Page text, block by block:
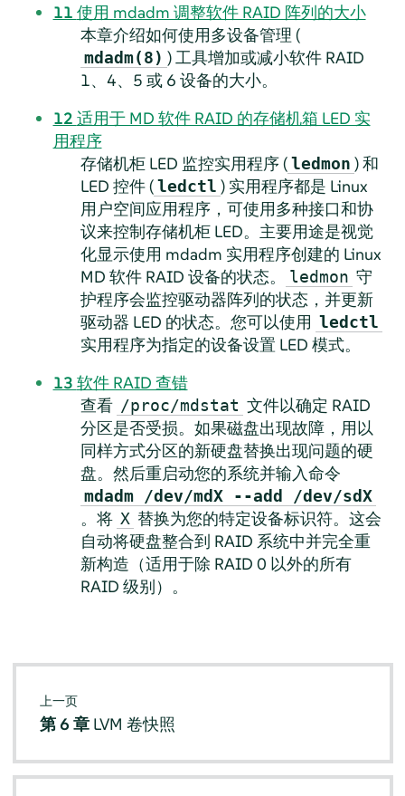
11 使用 mdadm 调整软件 RAID 阵列的大小
本章介绍如何使用多设备管理 (
mdadm(8) ) 工具增加或减小软件 RAID
1、4、5 或 6 设备的大小。
12 适用于 MD 软件 RAID 的存储机箱 LED 实
用程序
存储机柜 LED 监控实用程序 ( ledmon ) 和
LED 控件 ( ledctl ) 实用程序都是 Linux
用户空间应用程序，可使用多种接口和协
议来控制存储机柜 LED。主要用途是视觉
化显示使用 mdadm 实用程序创建的 Linux
MD 软件 RAID 设备的状态。
ledmon 守
护程序会监控驱动器阵列的状态，并更新
驱动器 LED 的状态。您可以使用 ledctl
实用程序为指定的设备设置 LED 模式。
13 软件 RAID 查错
查看 /proc/mdstat 文件以确定 RAID
分区是否受损。如果磁盘出现故障，用以
同样方式分区的新硬盘替换出现问题的硬
盘。然后重启动您的系统并输入命令
mdadm /dev/mdX --add /dev/sdX
。将 X 替换为您的特定设备标识符。这会
自动将硬盘整合到 RAID 系统中并完全重
新构造（适用于除 RAID 0 以外的所有
RAID 级别）。
上一页
第 6 章 LVM 卷快照